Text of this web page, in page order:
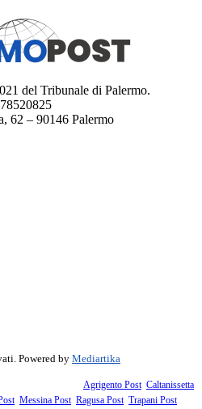
del Tribunale di Palermo.
62 – 90146 Palermo
Powered by Mediartika
Agrigento Post, Caltanissetta
, Messina Post, Ragusa Post, Trapani Post,